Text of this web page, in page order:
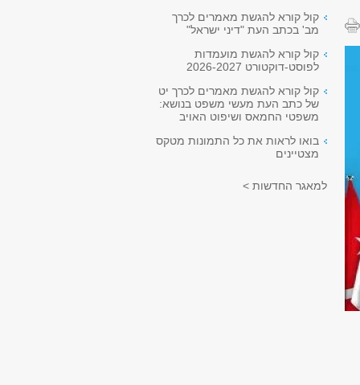
קול קורא להגשת מאמרים לכרך
מב' בכתב העת "דיני ישראל"
קול קורא להגשת מועמדות
לפוסט-דוקטורט 2026-2027
קול קורא להגשת מאמרים לכרך יט
של כתב העת מעשי משפט בנושא:
משפטי החמאס ושיפוט האויב
בואו לראות את כל התמונות מטקס
מצטיינים
למאגר החדשות >